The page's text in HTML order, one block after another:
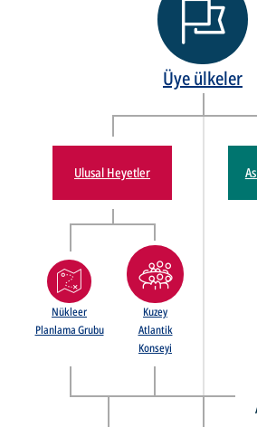
Üye ülkeler
Ulusal Heyetler
Nükleer
Planlama Grubu
Kuzey
Atlantik
Konseyi